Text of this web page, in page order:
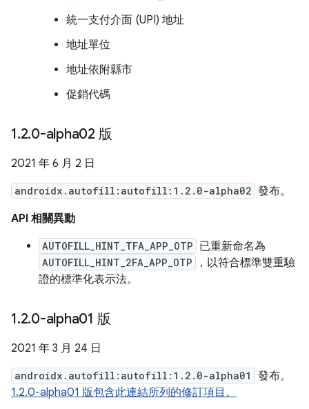
統一支付介面 (UPI) 地址
地址單位
地址依附縣市
促銷代碼
1.2.0-alpha02 版
2021 年 6 月 2 日
androidx.autofill:autofill:1.2.0-alpha02 發布。
API 相關異動
AUTOFILL_HINT_TFA_APP_OTP 已重新命名為
AUTOFILL_HINT_2FA_APP_OTP
，以符合標準雙重驗
證的標準化表示法。
1.2.0-alpha01 版
2021 年 3 月 24 日
androidx.autofill:autofill:1.2.0-alpha01
發布。
1.2.0-alpha01 版包含此連結所列的修訂項目。